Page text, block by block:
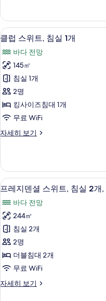
다
전
망
사
진
모
두
보
기
트,
침
실
개,
바
다
전
망
자
세
히
기
클
럽
스
위
트,
침
실
개
진
모
두
보
기
5
클럽 스위트, 침실 1개
바다 전망
145㎡
침실 1개
2명
킹사이즈침대 1개
무료 WiFi
자세히 보기
클
트,
침
실
개
자
세
히
보
기
프
지
덴
셜
스
위
트,
침
11
프레지덴셜 스위트, 침실 2개
바다 전망
244㎡
침실 2개
2명
더블침대 2개
무료 WiFi
자세히 보기
프